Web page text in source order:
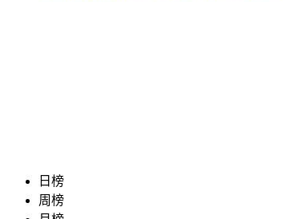
日榜
周榜